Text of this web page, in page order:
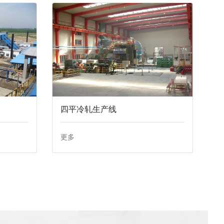
四平冷轧生产线
更多